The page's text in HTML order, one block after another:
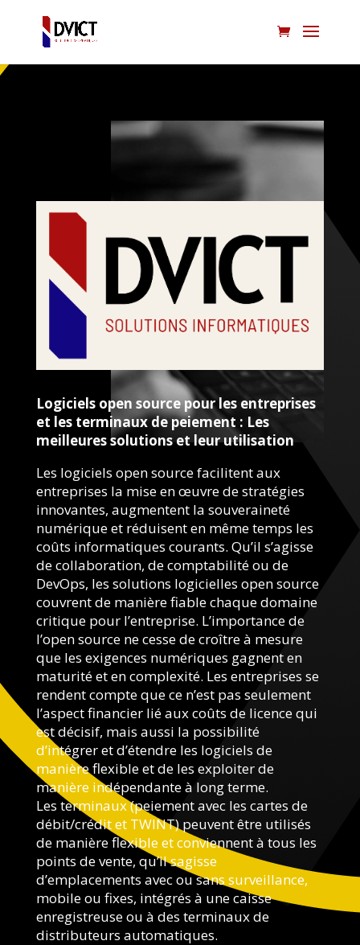
Logiciels open source pour les entreprises
et les terminaux de peiement : Les
meilleures solutions et leur utilisation
Les logiciels open source facilitent aux
entreprises la mise en œuvre de stratégies
innovantes, augmentent la souveraineté
numérique et réduisent en même temps les
coûts informatiques courants. Qu’il s’agisse
de collaboration, de comptabilité ou de
DevOps, les solutions logicielles open source
couvrent de manière fiable chaque domaine
critique pour l’entreprise. L’importance de
l’open source ne cesse de croître à mesure
que les exigences numériques gagnent en
maturité et en complexité. Les entreprises se
rendent compte que ce n’est pas seulement
l’aspect financier lié aux coûts de licence qui
est décisif, mais aussi la possibilité
d’intégrer et d’étendre les logiciels de
manière flexible et de les exploiter de
manière indépendante à long terme.
Les terminaux (peiement avec les cartes de
débit/crédit et TWINT) peuvent être utilisés
de manière flexible et conviennent à tous les
points de vente, qu’il sagisse
d’emplacements avec ou sans surveillance,
mobile ou fixes, intégrés à une caisse
enregistreuse ou à des terminaux de
distributeurs automatiques.